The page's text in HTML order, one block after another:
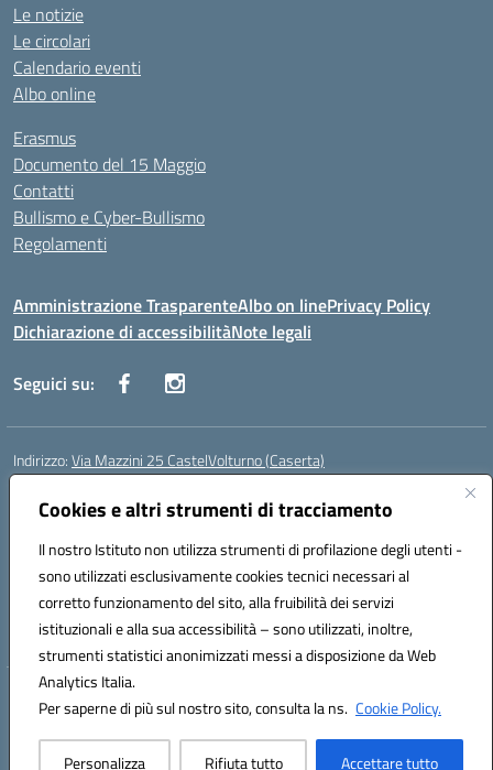
Cookies e altri strumenti di tracciamento
Il nostro Istituto non utilizza strumenti di profilazione degli utenti -
sono utilizzati esclusivamente cookies tecnici necessari al
corretto funzionamento del sito, alla fruibilità dei servizi
istituzionali e alla sua accessibilità – sono utilizzati, inoltre,
strumenti statistici anonimizzati messi a disposizione da Web
Analytics Italia.
Per saperne di più sul nostro sito, consulta la ns. Cookie Policy.
Personalizza Rifiuta tutto Accettare tutto
Le notizie
Le circolari
Calendario eventi
Albo online
Erasmus
Documento del 15 Maggio
Contatti
Bullismo e Cyber-Bullismo
Regolamenti
Amministrazione TrasparenteAlbo on linePrivacy Policy
Dichiarazione di accessibilitàNote legali
Seguici su:
Indirizzo:Via Mazzini 25 CastelVolturno (Caserta)
Centralino:
Posta elettronica certificata (PEC):ceis014005@pec.istruzione.it
Codice fiscale: 93063510619
Codice meccanografico:CEIS014005
Codice Indice delle Pubbliche Amministrazioni (IPA): istsc_ceis014005
Codice unico di fatturazione (CUF): UOU8EW
Hosting & Powered by 3D Solution S.r.l.
Concept & Design by Designers Italia